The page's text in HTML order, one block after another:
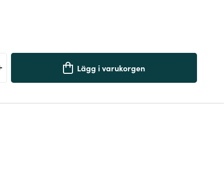
Lägg i varukorgen